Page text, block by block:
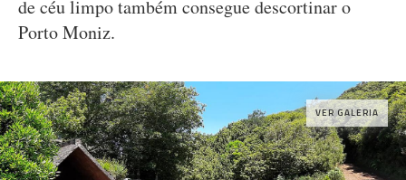
de céu limpo também consegue descortinar o
Porto Moniz.
VER GALERIA